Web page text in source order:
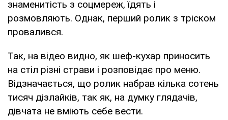
знаменитість з соцмереж, їдять і
розмовляють. Однак, перший ролик з тріском
провалився.
Так, на відео видно, як шеф-кухар приносить
на стіл різні страви і розповідає про меню.
Відзначається, що ролик набрав кілька сотень
тисяч дізлайків, так як, на думку глядачів,
дівчата не вміють себе вести.